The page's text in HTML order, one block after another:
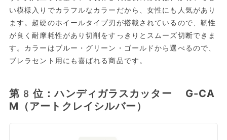
い模様入りでカラフルなカラーだから、女性にも人気があり
ます。超硬のホイールタイプ刃が搭載されているので、靭性
が良く耐摩耗性があり切削をすっきりとスムーズ切断できま
す。カラーはブルー・グリーン・ゴールドから選べるので、
ブレラセント用にも喜ばれる商品です。
第8位：ハンディガラスカッター G-CA
M（アートクレイシルバー）